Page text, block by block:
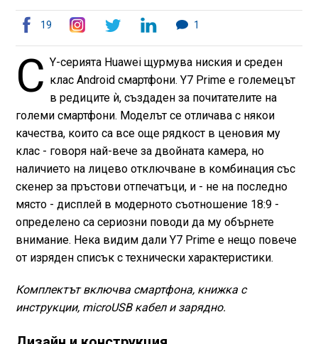
19 1
С Y-серията Huawei щурмува ниския и среден
клас Android смартфони. Y7 Prime е големецът
в редиците ѝ, създаден за почитателите на
големи смартфони. Моделът се отличава с някои
качества, които са все още рядкост в ценовия му
клас - говоря най-вече за двойната камера, но
наличието на лицево отключване в комбинация със
скенер за пръстови отпечатъци, и - не на последно
място - дисплей в модерното съотношение 18:9 -
определено са сериозни поводи да му обърнете
внимание. Нека видим дали Y7 Prime е нещо повече
от изряден списък с технически характеристики.
Комплектът включва смартфона, книжка с
инструкции, microUSB кабел и зарядно.